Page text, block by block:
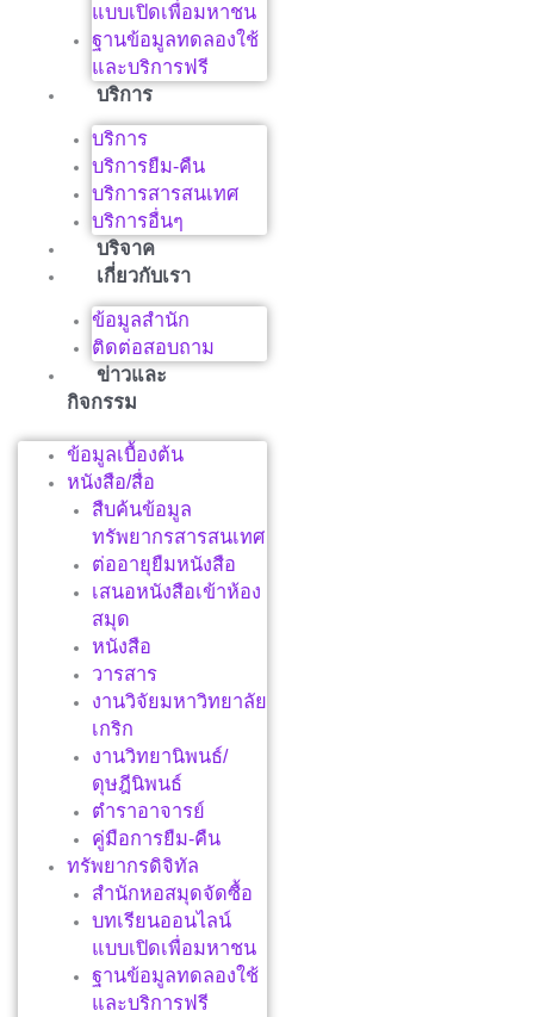
แบบเปิดเพื่อมหาชน
ฐานข้อมูลทดลองใช้
และบริการฟรี
บริการ
บริการ
บริการยืม-คืน
บริการสารสนเทศ
บริการอื่นๆ
บริจาค
เกี่ยวกับเรา
ข้อมูลสำนัก
ติดต่อสอบถาม
ข่าวและ
กิจกรรม
ข้อมูลเบื้องต้น
หนังสือ/สื่อ
สืบค้นข้อมูล
ทรัพยากรสารสนเทศ
ต่ออายุยืมหนังสือ
เสนอหนังสือเข้าห้อง
สมุด
หนังสือ
วารสาร
งานวิจัยมหาวิทยาลัย
เกริก
งานวิทยานิพนธ์/
ดุษฎีนิพนธ์
ตำราอาจารย์
คู่มือการยืม-คืน
ทรัพยากรดิจิทัล
สำนักหอสมุดจัดซื้อ
บทเรียนออนไลน์
แบบเปิดเพื่อมหาชน
ฐานข้อมูลทดลองใช้
และบริการฟรี